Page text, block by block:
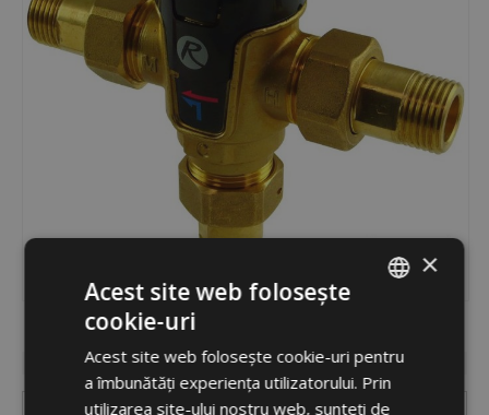
Disponibilitate
indisponibil
TVMIX DN20 ZVFŠ G1/2M
ENGLISH
×
Acest site web folosește
cookie-uri
Acest site web folosește cookie-uri pentru
a îmbunătăți experiența utilizatorului. Prin
utilizarea site-ului nostru web, sunteți de